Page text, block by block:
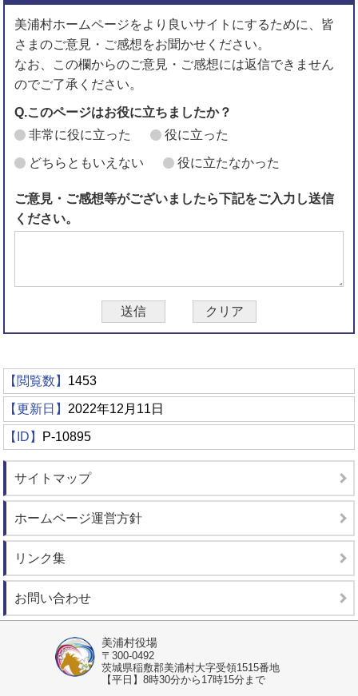
美浦村ホームページをより良いサイトにするために、皆
さまのご意見・ご感想をお聞かせください。
なお、この欄からのご意見・ご感想には返信できません
のでご了承ください。
Q.このページはお役に立ちましたか？
非常に役に立った
役に立った
どちらともいえない 役に立たなかった
ご意見・ご感想等がございましたら下記をご入力し送信
ください。
【閲覧数】 1453
【更新日】 2022年12月11日
【ID】 P-10895
サイトマップ
ホームページ運営方針
リンク集
お問い合わせ
美浦村役場
〒300-0492
茨城県稲敷郡美浦村大字受領1515番地
【平日】8時30分から17時15分まで